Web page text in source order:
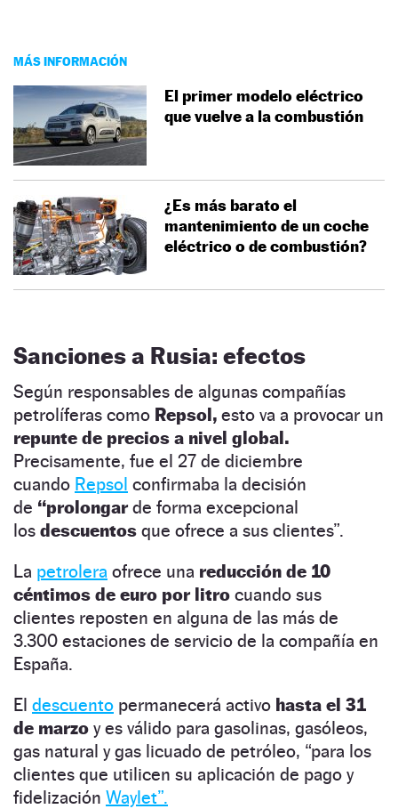
MÁS INFORMACIÓN
El primer modelo eléctrico
que vuelve a la combustión
¿Es más barato el
mantenimiento de un coche
eléctrico o de combustión?
Sanciones a Rusia: efectos
Según responsables de algunas compañías
petrolíferas como Repsol, esto va a provocar un
repunte de precios a nivel global.
Precisamente, fue el 27 de diciembre
cuando Repsol confirmaba la decisión
de “prolongarde forma excepcional
los descuentos que ofrece a sus clientes”.
La petrolera ofrece una reducción de 10
céntimos de euro por litro cuando sus
clientes reposten en alguna de las más de
3.300 estaciones de servicio de la compañía en
España.
El descuento permanecerá activo hasta el 31
de marzo y es válido para gasolinas, gasóleos,
gas natural y gas licuado de petróleo, “para los
clientes que utilicen su aplicación de pago y
fidelización Waylet”.